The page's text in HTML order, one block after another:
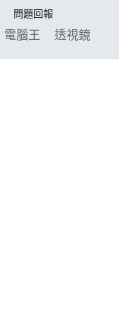
問題回報
電腦王 透視鏡